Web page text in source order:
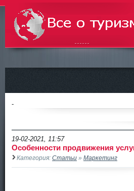
Всё о туризме
-
19-02-2021, 11:57
Особенности продвижения
Категория: Статьи » Маркетинг